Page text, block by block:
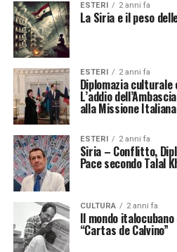
ESTERI 2 anni fa
La Siria e il peso
ESTERI 2 anni fa
Diplomazia
L’addio
alla Missione Italiana
ESTERI 2 anni fa
Siria – Conflitto,
Pace secondo Talal
CULTURA 2 anni fa
Il mondo
“Cartas de Calvino”